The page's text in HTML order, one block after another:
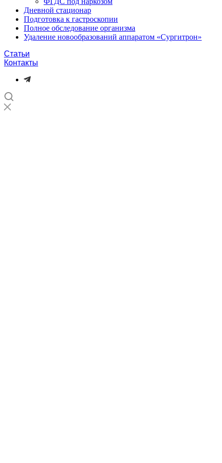
Дневной стационар
Подготовка к гастроскопии
Полное обследование организма
Удаление новообразований аппаратом «Сургитрон»‎
Статьи
Контакты